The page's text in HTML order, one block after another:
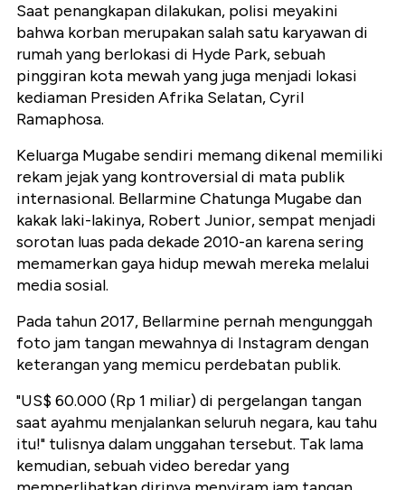
Saat penangkapan dilakukan, polisi meyakini
bahwa korban merupakan salah satu karyawan di
rumah yang berlokasi di Hyde Park, sebuah
pinggiran kota mewah yang juga menjadi lokasi
kediaman Presiden Afrika Selatan, Cyril
Ramaphosa.
Keluarga Mugabe sendiri memang dikenal memiliki
rekam jejak yang kontroversial di mata publik
internasional. Bellarmine Chatunga Mugabe dan
kakak laki-lakinya, Robert Junior, sempat menjadi
sorotan luas pada dekade 2010-an karena sering
memamerkan gaya hidup mewah mereka melalui
media sosial.
Pada tahun 2017, Bellarmine pernah mengunggah
foto jam tangan mewahnya di Instagram dengan
keterangan yang memicu perdebatan publik.
"US$ 60.000 (Rp 1 miliar) di pergelangan tangan
saat ayahmu menjalankan seluruh negara, kau tahu
itu!" tulisnya dalam unggahan tersebut. Tak lama
kemudian, sebuah video beredar yang